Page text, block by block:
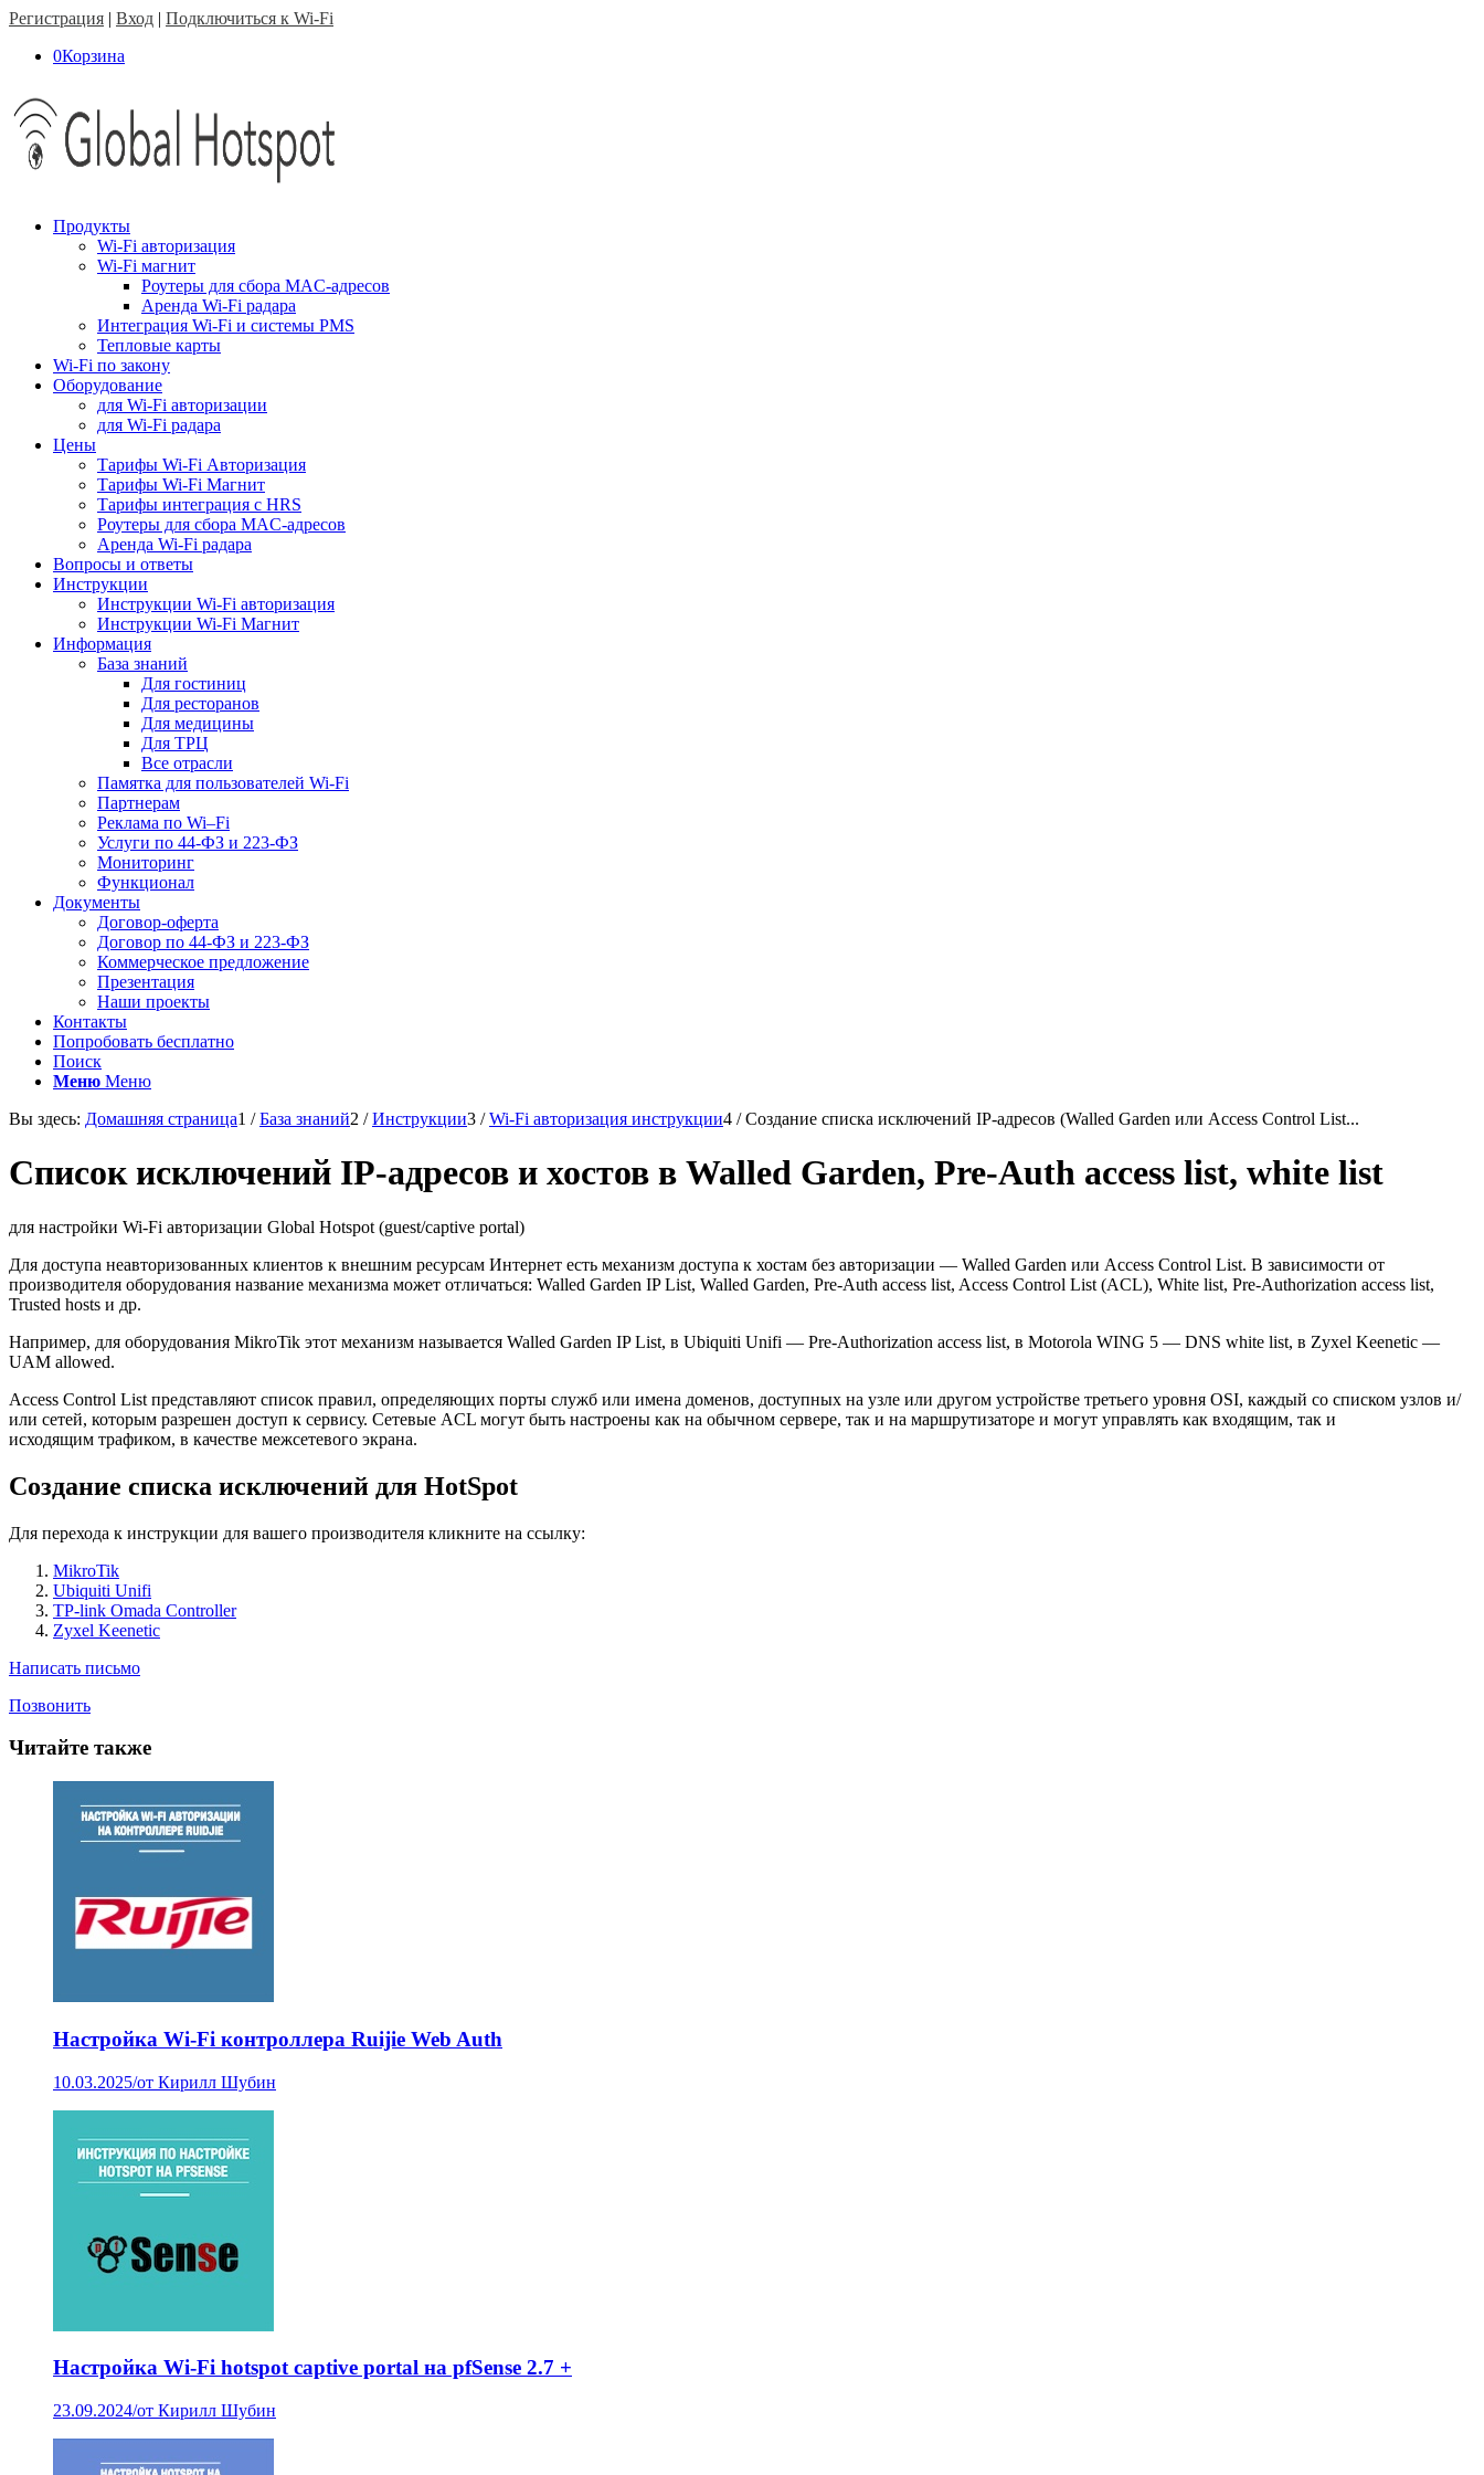
Регистрация | Вход | Подключиться к Wi-Fi
0Корзина
Продукты
Wi-Fi авторизация
Wi-Fi магнит
Роутеры для сбора MAC-адресов
Аренда Wi-Fi радара
Интеграция Wi-Fi и системы PMS
Тепловые карты
Wi-Fi по закону
Оборудование
для Wi-Fi авторизации
для Wi-Fi радара
Цены
Тарифы Wi-Fi Авторизация
Тарифы Wi-Fi Магнит
Тарифы интеграция с HRS
Роутеры для сбора MAC-адресов
Аренда Wi-Fi радара
Вопросы и ответы
Инструкции
Инструкции Wi-Fi авторизация
Инструкции Wi-Fi Магнит
Информация
База знаний
Для гостиниц
Для ресторанов
Для медицины
Для ТРЦ
Все отрасли
Памятка для пользователей Wi-Fi
Партнерам
Реклама по Wi–Fi
Услуги по 44-ФЗ и 223-ФЗ
Мониторинг
Функционал
Документы
Договор-оферта
Договор по 44-ФЗ и 223-ФЗ
Коммерческое предложение
Презентация
Наши проекты
Контакты
Попробовать бесплатно
Поиск
Меню Меню
Вы здесь: Домашняя страница1 / База знаний2 / Инструкции3 / Wi-Fi авторизация инструкции4 / Создание списка исключений IP-адресов (Walled Garden или Access Control List...
Список исключений IP-адресов и хостов в Walled Garden, Pre-Auth access list, white list
для настройки Wi-Fi авторизации Global Hotspot (guest/captive portal)
Для доступа неавторизованных клиентов к внешним ресурсам Интернет есть механизм доступа к хостам без авторизации — Walled Garden или Access Control List. В зависимости от
производителя оборудования название механизма может отличаться: Walled Garden IP List, Walled Garden, Pre-Auth access list, Access Control List (ACL), White list, Pre-Authorization access list,
Trusted hosts и др.
Например, для оборудования MikroTik этот механизм называется Walled Garden IP List, в Ubiquiti Unifi — Pre-Authorization access list, в Motorola WING 5 — DNS white list, в Zyxel Keenetic —
UAM allowed.
Access Control List представляют список правил, определяющих порты служб или имена доменов, доступных на узле или другом устройстве третьего уровня OSI, каждый со списком узлов и/
или сетей, которым разрешен доступ к сервису. Сетевые ACL могут быть настроены как на обычном сервере, так и на маршрутизаторе и могут управлять как входящим, так и
исходящим трафиком, в качестве межсетевого экрана.
Создание списка исключений для HotSpot
Для перехода к инструкции для вашего производителя кликните на ссылку:
MikroTik
Ubiquiti Unifi
TP-link Omada Controller
Zyxel Keenetic
Написать письмо
Позвонить
Читайте также
Настройка Wi-Fi контроллера Ruijie Web Auth
10.03.2025/от Кирилл Шубин
Настройка Wi-Fi hotspot captive portal на pfSense 2.7 +
23.09.2024/от Кирилл Шубин